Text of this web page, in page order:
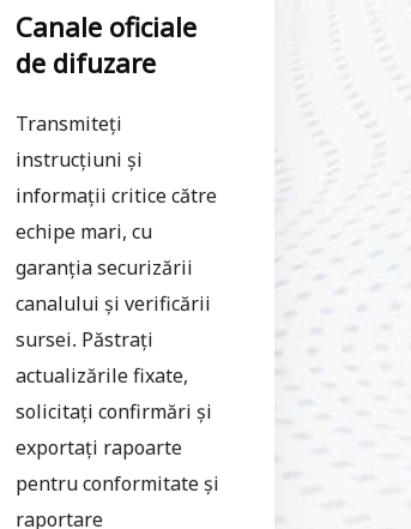
Canale oficiale
de difuzare
Transmiteți
instrucțiuni și
informații critice către
echipe mari, cu
garanția securizării
canalului și verificării
sursei. Păstrați
actualizările fixate,
solicitați confirmări și
exportați rapoarte
pentru conformitate și
raportare